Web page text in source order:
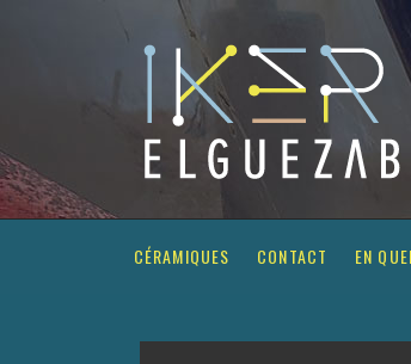
IKER
Design Sonore
CÉRAMIQUES CONTACT EN